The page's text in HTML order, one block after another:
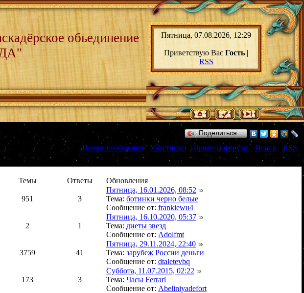
Пятница, 07.08.2026, 12:29
Приветствую Вас Гость |
RSS
обьединение
Поделиться…
[Новые сообщения· Участники ·Правила форума ·Поиск RSS
Темы Ответы
Обновления
951 3
Пятница, 16.01.2026, 08:52
Тема: ботинки черно белые
Сообщение от: frankiewu4
2 1
Пятница, 16.10.2020, 05:37
Тема: диеты звезд
Сообщение от: Adolfmt
3759 41
Пятница, 29.11.2024, 22:40
Тема: зарубеж России деньги
Сообщение от: dtaletevbq
173 3
Суббота, 11.07.2015, 02:22
Тема: Часы Ferrari
Сообщение от: Abeliniyadefort